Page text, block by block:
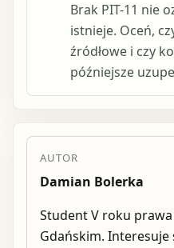
Brak PIT-11 nie
istnieje. Oceń,
źródłowe i czy
późniejsze
AUTOR
Damian Bolerka
Student V roku
Gdańskim.